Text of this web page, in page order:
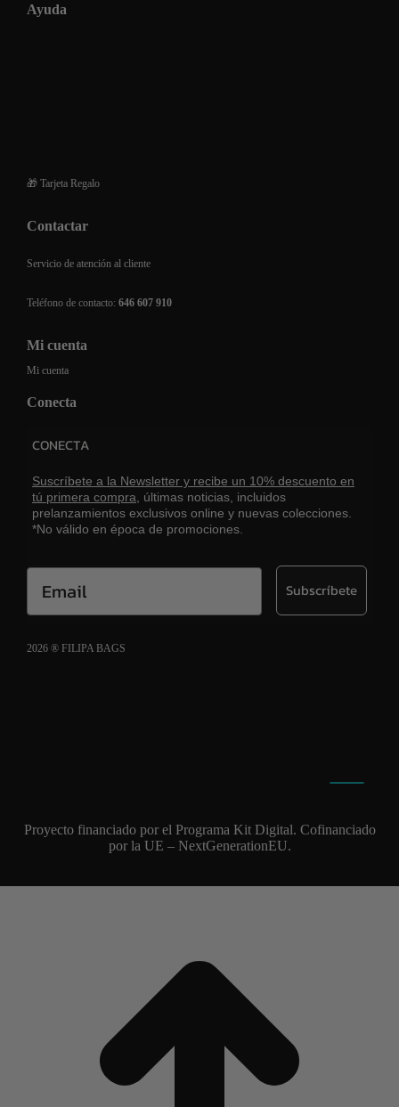
Ayuda
🎁 Tarjeta Regalo
Contactar
Servicio de atención al cliente
Teléfono de contacto: 646 607 910
Mi cuenta
Mi cuenta
Conecta
CONECTA
Suscríbete a la Newsletter y recibe un 10% descuento en
tú primera compra,
últimas noticias, incluidos
prelanzamientos exclusivos online y nuevas colecciones.
*No válido en época de promociones.
Email Subscríbete
2026 ® FILIPA BAGS
Proyecto financiado por el Programa Kit Digital. Cofinanciado
por la UE – NextGenerationEU.